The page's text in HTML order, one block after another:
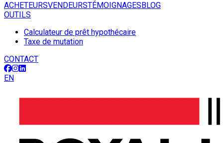
ACHETEURSVENDEURSTÉMOIGNAGESBLOG
OUTILS
Calculateur de prêt hypothécaire
Taxe de mutation
CONTACT
EN